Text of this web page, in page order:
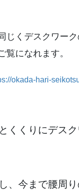
じくデスクワーク
覧になれます。
okada-hari-
くくりにデス
、今まで腰周